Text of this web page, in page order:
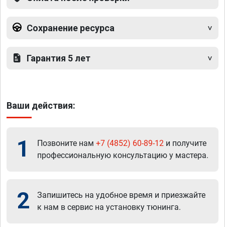
Сохранение ресурса
Гарантия 5 лет
Ваши действия:
1 Позвоните нам +7 (4852) 60-89-12 и получите
профессиональную консультацию у мастера.
2
Запишитесь на удобное время и приезжайте
к нам в сервис на установку тюнинга.